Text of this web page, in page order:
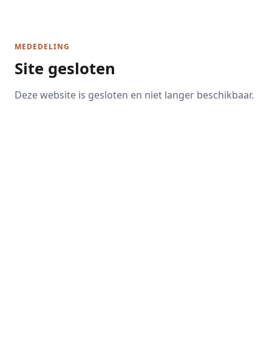
MEDEDELING
Site gesloten
Deze website is gesloten en niet langer beschikbaar.